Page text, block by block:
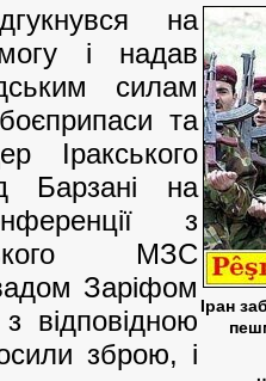
Іран
на
і надав
силам
та
Іракського
Барзані на
з
МЗС
Заріфом
відповідною
зброю, і